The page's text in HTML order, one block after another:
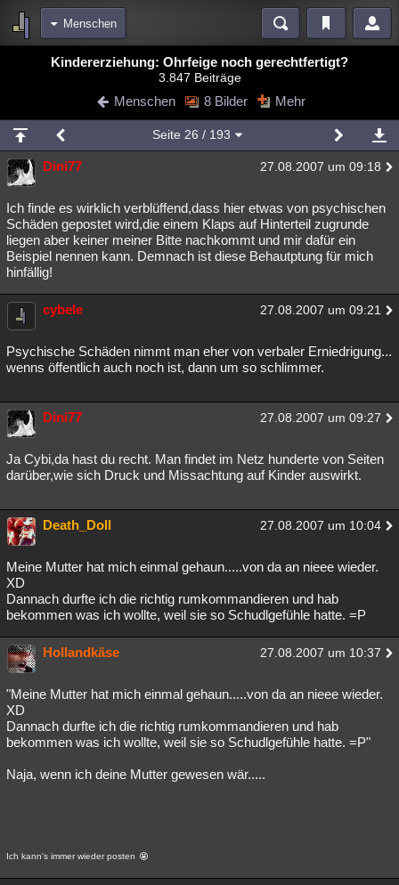
Menschen
Bereiche
Blogs Videos
Chat Wiki Neuigkeiten
meine Rubriken
Menschen Mystery Kriminalfälle
Spiritualität Verschwörungen Technologie Ufologie
Natur Umfragen Unterhaltung
weitere Rubriken
Philosophie Träume Orte Esoterik Literatur
Astronomie
Musik Clash Verbesserungen Allmystery English
Besucht Geschlossen
Lesenswert Schlüsselwörter
Kindererziehung: Ohrfeige noch gerechtfertigt?
3.847 Beiträge
Menschen 8 Bilder Mehr
Seite 26 / 193
Dini77 27.08.2007 um 09:18
Ich finde es wirklich verblüffend,dass hier etwas von psychischen
Schäden gepostet wird,die einem Klaps auf Hinterteil zugrunde
liegen aber keiner meiner Bitte nachkommt und mir dafür ein
Beispiel nennen kann. Demnach ist diese Behautptung für mich
hinfällig!
cybele 27.08.2007 um 09:21
Psychische Schäden nimmt man eher von verbaler Erniedrigung...
wenns öffentlich auch noch ist, dann um so schlimmer.
Dini77 27.08.2007 um 09:27
Ja Cybi,da hast du recht. Man findet im Netz hunderte von Seiten
darüber,wie sich Druck und Missachtung auf Kinder auswirkt.
Death_Doll 27.08.2007 um 10:04
Meine Mutter hat mich einmal gehaun.....von da an nieee wieder.
XD
Dannach durfte ich die richtig rumkommandieren und hab
bekommen was ich wollte, weil sie so Schudlgefühle hatte. =P
Hollandkäse 27.08.2007 um 10:37
"Meine Mutter hat mich einmal gehaun.....von da an nieee wieder.
XD
Dannach durfte ich die richtig rumkommandieren und hab
bekommen was ich wollte, weil sie so Schudlgefühle hatte. =P"
Naja, wenn ich deine Mutter gewesen wär.....
Ich kann's immer wieder posten